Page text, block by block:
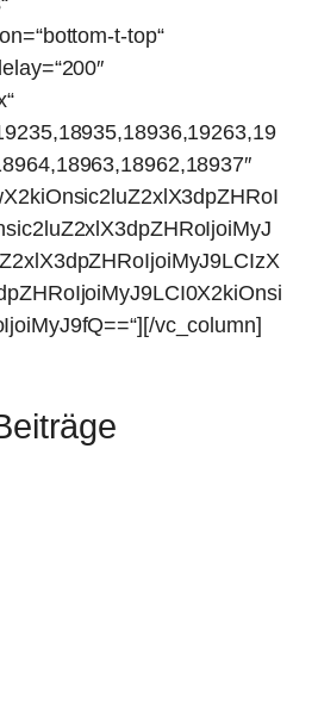
t-top“
vc_column]